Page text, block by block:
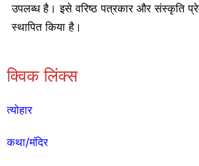
उपलब्ध है। इसे वरिष्ठ पत्रकार और संस्कृति
स्थापित किया है।
क्विक लिंक्स
त्योहार
कथा/मंदिर